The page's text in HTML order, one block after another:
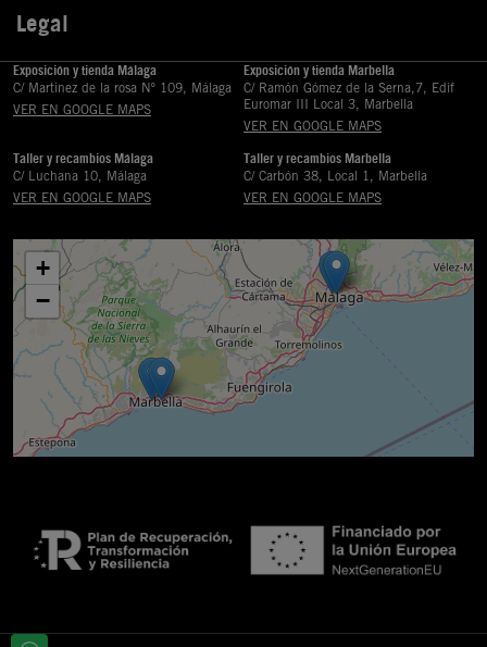
Legal
Exposición y tienda Málaga
C/ Martinez de la rosa Nº 109, Málaga
VER EN GOOGLE MAPS
Exposición y tienda Marbella
C/ Ramón Gómez de la Serna,7, Edif
Euromar III Local 3, Marbella
VER EN GOOGLE MAPS
Taller y recambios Málaga
C/ Luchana 10, Málaga
VER EN GOOGLE MAPS
Taller y recambios Marbella
C/ Carbón 38, Local 1, Marbella
VER EN GOOGLE MAPS
+
−